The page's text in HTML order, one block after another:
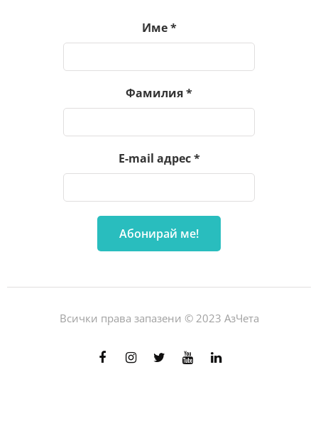
Име*
Фамилия*
E-mail адрес*
Всички права запазени © 2023 АзЧета